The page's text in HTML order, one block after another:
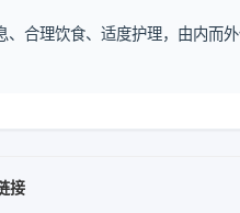
合理饮食、适度护理，由内而
接